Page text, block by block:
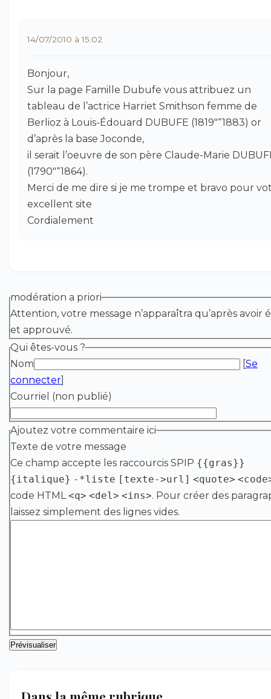
14/07/2010 à 15:02
Bonjour,
Sur la page Famille Dubufe vous attribuez un
tableau de l’actrice Harriet Smithson femme de
Berlioz à Louis-Édouard DUBUFE (1819"“1883) or
d’après la base Joconde,
il serait l’oeuvre de son père Claude-Marie
(1790"“1864).
Merci de me dire si je me trompe et bravo pour
excellent site
Cordialement
modération a priori
Attention, votre message n’apparaîtra qu’après avoir
et approuvé.
Qui êtes-vous ?
Nom
[Se
connecter]
Courriel (non publié)
Ajoutez votre commentaire ici
Texte de votre message
Ce champ accepte les raccourcis SPIP {{gras}}
{italique} -*liste [texte->url] <quote>
code HTML<q> <del> <ins>. Pour créer des
laissez simplement des lignes vides.